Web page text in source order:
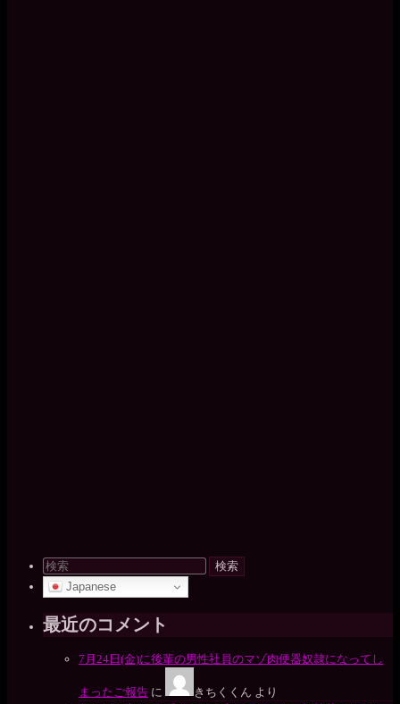
検
索
対
Japanese
最近のコメント
7月24日(金)に後輩の男性社員のマゾ肉便器奴隷になってし
まったご報告 に きちくくん より